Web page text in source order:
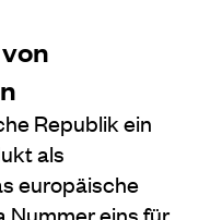
Republik ein
als
europäische
eins für